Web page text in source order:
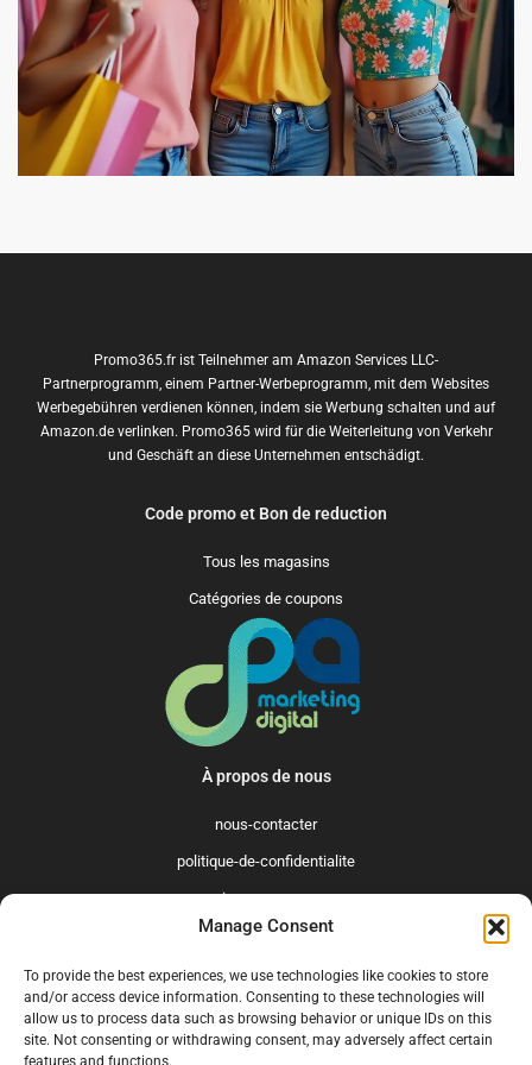
Manage Consent
To provide the best experiences, we use technologies like cookies to store
and/or access device information. Consenting to these technologies will
allow us to process data such as browsing behavior or unique IDs on this
site. Not consenting or withdrawing consent, may adversely affect certain
features and functions.
Promo365.fr ist Teilnehmer am Amazon Services LLC-
Partnerprogramm, einem Partner-Werbeprogramm, mit dem Websites
Werbegebühren verdienen können, indem sie Werbung schalten und auf
Amazon.de verlinken. Promo365 wird für die Weiterleitung von Verkehr
und Geschäft an diese Unternehmen entschädigt.
Code promo et Bon de reduction
Tous les magasins
Catégories de coupons
À propos de nous
nous-contacter
politique-de-confidentialite
qui-sommes-nous
US GB FR IT ES NL AU BR CA